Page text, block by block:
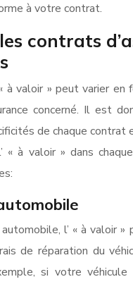
à votre contrat.
contrats
à valoir » peut varier
concerné. Il est
de chaque
« à valoir » dans
automobile, l’ « à valoir
de réparation du
si votre